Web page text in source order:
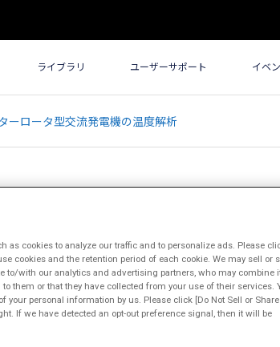
ライブラリ ユーザーサポート イベ
ーロータ型交流発電機の温度解析
アウターロータ型交流
as cookies to analyze our traffic and to personalize ads. Please
cookies and the retention period of each cookie. We may sell or
to/with our analytics and advertising partners, who may combine
them or that they have collected from your use of their services.
your personal information by us. Please click [Do Not Sell or
If we have detected an opt-out preference signal, then it will be